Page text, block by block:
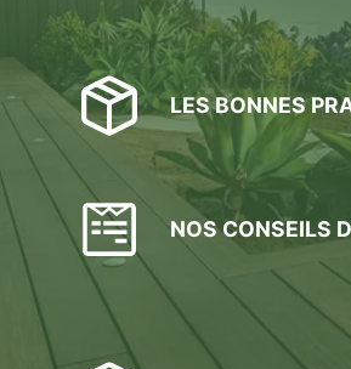
LES BONNES
NOS CONSEILS